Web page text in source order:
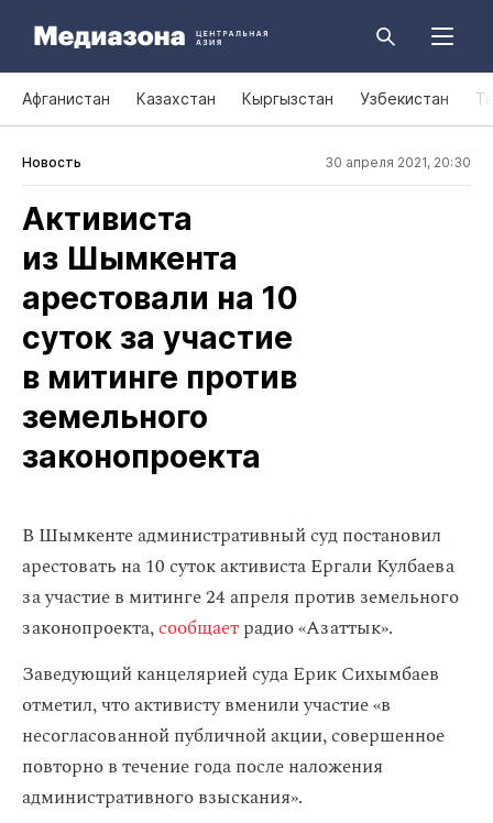
Афганистан Казахстан Кыргызстан Узбекистан
Новость 30 апреля 2021, 20:30
Активиста
из Шымкента
арестовали на 10
суток за участие
в митинге против
земельного
законопроекта
В Шымкенте административный суд постановил
арестовать на 10 суток активиста Ергали Кулбаева
за участие в митинге 24 апреля против земельного
законопроекта,сообщаетрадио «Азаттык».
Заведующий канцелярией суда Ерик Сихымбаев
отметил, что активисту вменили участие «в
несогласованной публичной акции, совершенное
повторно в течение года после наложения
административного взыскания».